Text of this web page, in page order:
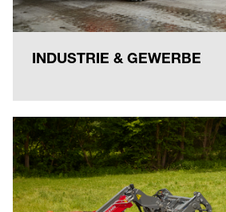
INDUSTRIE & GEWERBE